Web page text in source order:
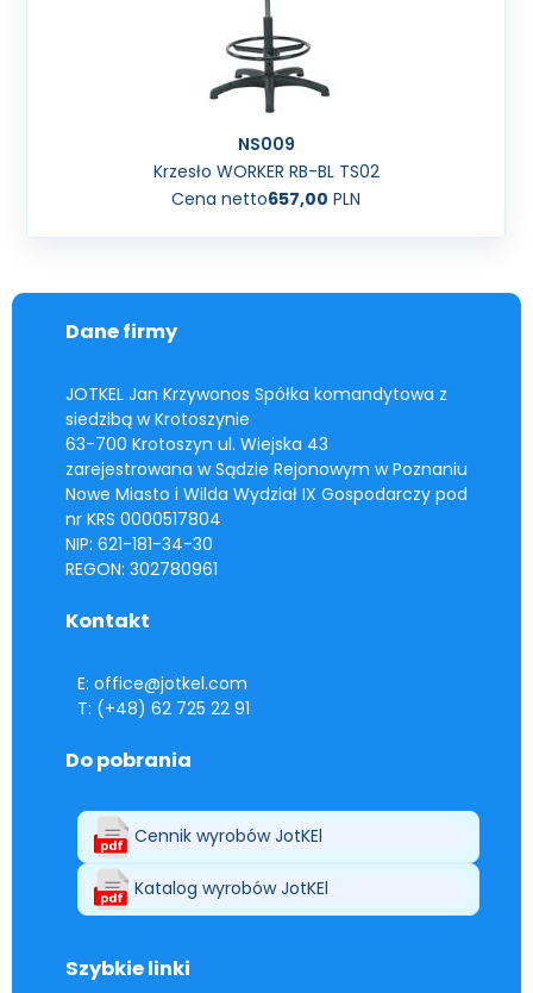
NS009
Krzesło WORKER RB-BL TS02
Cena netto657,00 PLN
Dane firmy
JOTKEL Jan Krzywonos Spółka komandytowa z
siedzibą w Krotoszynie
63-700 Krotoszyn ul. Wiejska 43
zarejestrowana w Sądzie Rejonowym w Poznaniu
Nowe Miasto i Wilda Wydział IX Gospodarczy pod
nr KRS 0000517804
NIP: 621-181-34-30
REGON: 302780961
Kontakt
E: office@jotkel.com
T: (+48) 62 725 22 91
Do pobrania
Cennik wyrobów JotKEl
Katalog wyrobów JotKEl
Szybkie linki